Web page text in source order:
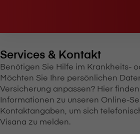
Services & Kontakt
Benötigen Sie Hilfe im Krankheits-
Möchten Sie Ihre persönlichen
Versicherung anpassen? Hier
Informationen zu unseren Online-
Kontaktangaben, um sich
V⁠i⁠s⁠a⁠n⁠a zu melden.